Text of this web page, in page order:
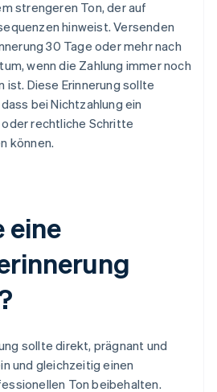
strengeren Ton, der auf
hinweist. Versenden
30 Tage oder mehr nach
wenn die Zahlung immer noch
ist. Diese Erinnerung sollte
bei Nichtzahlung ein
rechtliche Schritte
können.
eine
sollte direkt, prägnant und
und gleichzeitig einen
Ton beibehalten.